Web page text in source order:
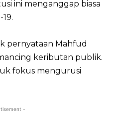
ini menganggap biasa
pernyataan Mahfud
keributan publik.
fokus mengurusi
-